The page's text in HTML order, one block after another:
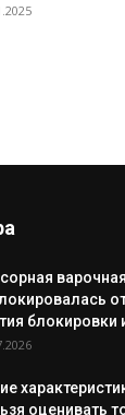
блокировки
оценивать